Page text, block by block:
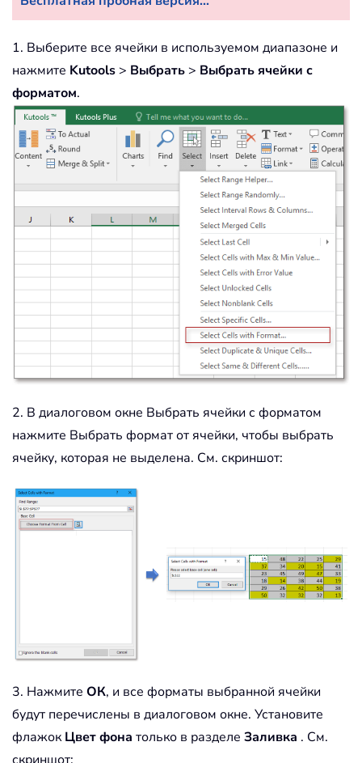
1. Выберите все ячейки в используемом диапазоне и
нажмите Kutools > Выбрать > Выбрать ячейки с
форматом.
2. В диалоговом окне Выбрать ячейки с форматом
нажмите Выбрать формат от ячейки, чтобы выбрать
ячейку, которая не выделена. См. скриншот:
3. Нажмите ОК, и все форматы выбранной ячейки
будут перечислены в диалоговом окне. Установите
флажокЦвет фона только в разделе Заливка . См.